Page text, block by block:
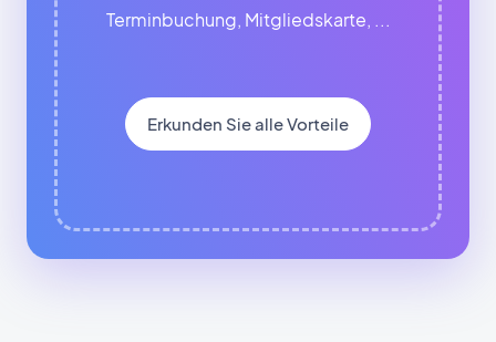
Terminbuchung, Mitgliedskarte, ...
Erkunden Sie alle Vorteile